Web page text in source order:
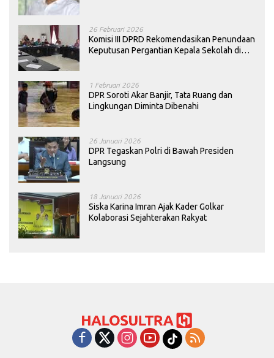
26 Februari 2026
Komisi III DPRD Rekomendasikan Penundaan
Keputusan Pergantian Kepala Sekolah di
1 Februari 2026
DPR Soroti Akar Banjir, Tata Ruang dan
Lingkungan Diminta Dibenahi
26 Januari 2026
DPR Tegaskan Polri di Bawah Presiden
Langsung
18 Januari 2026
Siska Karina Imran Ajak Kader Golkar
Kolaborasi Sejahterakan Rakyat